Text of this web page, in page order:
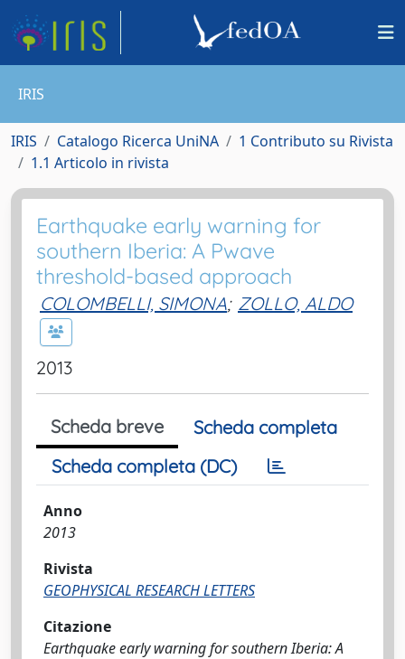
IRIS
IRIS Catalogo Ricerca UniNA
1 Contributo su Rivista
1.1 Articolo in rivista
Earthquake early warning for
southern Iberia: A Pwave
threshold-based approach
COLOMBELLI, SIMONA; ZOLLO, ALDO
2013
Scheda breve
Scheda completa
Scheda completa (DC)
Anno
2013
Rivista
GEOPHYSICAL RESEARCH LETTERS
Citazione
Earthquake early warning for southern Iberia: A